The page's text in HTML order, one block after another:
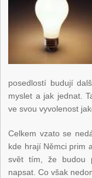
posedlostí budují
myslet a jak jednat.
ve svou vyvolenost
Celkem vzato se
kde hrají Němci prim
svět tím, že budou
napsat. Co však